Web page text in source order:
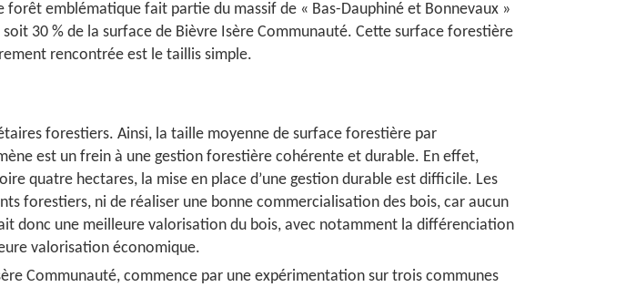
emblématique fait partie du massif de « Bas-Dauphiné et Bonnevaux »
30 % de la surface de Bièvre Isère Communauté. Cette surface forestière
rencontrée est le taillis simple.
forestiers. Ainsi, la taille moyenne de surface forestière par
est un frein à une gestion forestière cohérente et durable. En effet,
quatre hectares, la mise en place d’une gestion durable est difficile. Les
forestiers, ni de réaliser une bonne commercialisation des bois, car aucun
donc une meilleure valorisation du bois, avec notamment la différenciation
valorisation économique.
Communauté, commence par une expérimentation sur trois communes